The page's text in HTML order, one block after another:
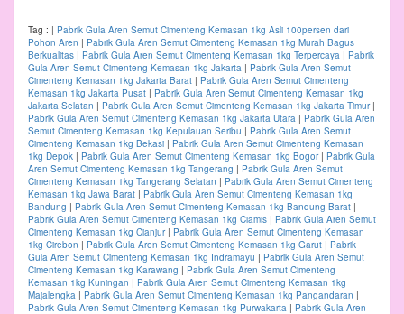
Tag : | Pabrik Gula Aren Semut Cimenteng Kemasan 1kg Asli 100persen dari
Pohon Aren | Pabrik Gula Aren Semut Cimenteng Kemasan 1kg Murah Bagus
Berkualitas | Pabrik Gula Aren Semut Cimenteng Kemasan 1kg Terpercaya | Pabrik
Gula Aren Semut Cimenteng Kemasan 1kg Jakarta | Pabrik Gula Aren Semut
Cimenteng Kemasan 1kg Jakarta Barat | Pabrik Gula Aren Semut Cimenteng
Kemasan 1kg Jakarta Pusat | Pabrik Gula Aren Semut Cimenteng Kemasan 1kg
Jakarta Selatan | Pabrik Gula Aren Semut Cimenteng Kemasan 1kg Jakarta Timur|
Pabrik Gula Aren Semut Cimenteng Kemasan 1kg Jakarta Utara | Pabrik Gula Aren
Semut Cimenteng Kemasan 1kg Kepulauan Seribu | Pabrik Gula Aren Semut
Cimenteng Kemasan 1kg Bekasi | Pabrik Gula Aren Semut Cimenteng Kemasan
1kg Depok | Pabrik Gula Aren Semut Cimenteng Kemasan 1kg Bogor| Pabrik Gula
Aren Semut Cimenteng Kemasan 1kg Tangerang | Pabrik Gula Aren Semut
Cimenteng Kemasan 1kg Tangerang Selatan | Pabrik Gula Aren Semut Cimenteng
Kemasan 1kg Jawa Barat | Pabrik Gula Aren Semut Cimenteng Kemasan 1kg
Bandung | Pabrik Gula Aren Semut Cimenteng Kemasan 1kg Bandung Barat |
Pabrik Gula Aren Semut Cimenteng Kemasan 1kg Ciamis | Pabrik Gula Aren Semut
Cimenteng Kemasan 1kg Cianjur| Pabrik Gula Aren Semut Cimenteng Kemasan
1kg Cirebon | Pabrik Gula Aren Semut Cimenteng Kemasan 1kg Garut | Pabrik
Gula Aren Semut Cimenteng Kemasan 1kg Indramayu | Pabrik Gula Aren Semut
Cimenteng Kemasan 1kg Karawang | Pabrik Gula Aren Semut Cimenteng
Kemasan 1kg Kuningan | Pabrik Gula Aren Semut Cimenteng Kemasan 1kg
Majalengka | Pabrik Gula Aren Semut Cimenteng Kemasan 1kg Pangandaran |
Pabrik Gula Aren Semut Cimenteng Kemasan 1kg Purwakarta | Pabrik Gula Aren